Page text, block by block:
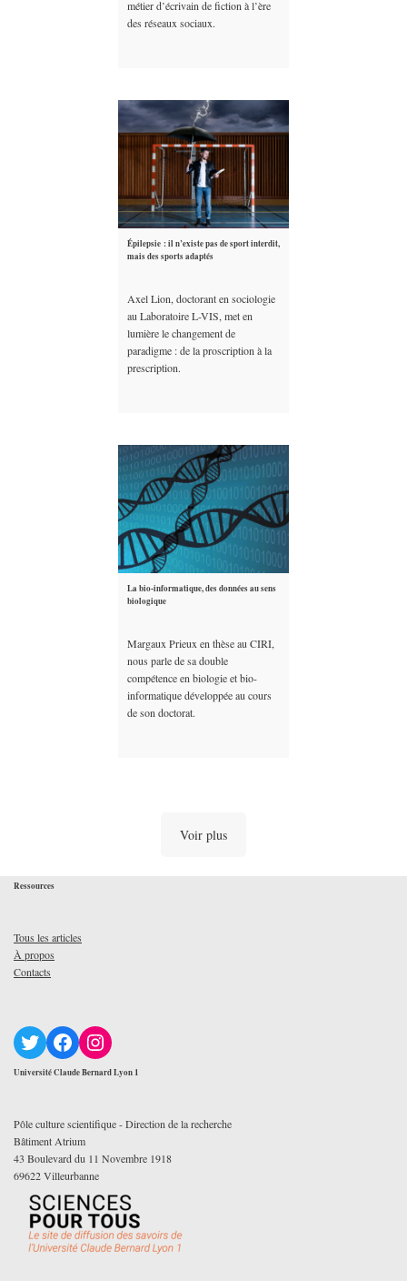
métier d’écrivain de fiction à l’ère
des réseaux sociaux.
Épilepsie : il n’existe pas de sport interdit,
mais des sports adaptés
Axel Lion, doctorant en sociologie
au Laboratoire L-VIS, met en
lumière le changement de
paradigme : de la proscription à la
prescription.
La bio-informatique, des données au sens
biologique
Margaux Prieux en thèse au CIRI,
nous parle de sa double
compétence en biologie et bio-
informatique développée au cours
de son doctorat.
Voir plus
Ressources
Tous les articles
À propos
Contacts
Université Claude Bernard Lyon 1
Pôle culture scientifique - Direction de la recherche
Bâtiment Atrium
43 Boulevard du 11 Novembre 1918
69622 Villeurbanne